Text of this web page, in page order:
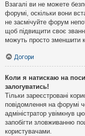
Взагалі ви не можете
форумі, оскільки вони
не засмічуйте форум
щоб підвищити своє
можуть просто зменшити
Догори
Коли я натискаю на
залогуватись!
Тільки зареєстровані
повідомлення на форумі
адміністратор увімкнув
запобігти зловживанню
користувачами.